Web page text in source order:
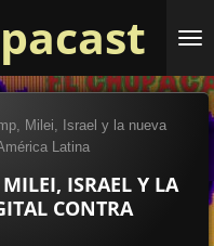
Milei, Israel y la nueva
Latina
ISRAEL Y LA
CONTRA